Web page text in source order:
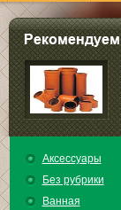
Аксессуары
Без рубрики
Ванная